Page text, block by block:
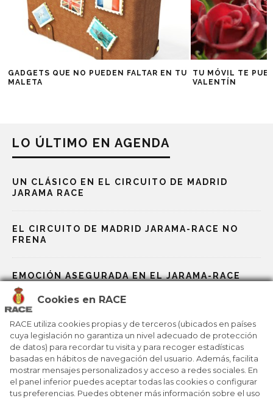
Cookies en RACE
RACE utiliza cookies propias y de terceros (ubicados en países
cuya legislación no garantiza un nivel adecuado de protección
de datos) para recordar tu visita y para recoger estadísticas
basadas en hábitos de navegación del usuario. Además, facilita
mostrar mensajes personalizados y acceso a redes sociales. En
el panel inferior puedes aceptar todas las cookies o configurar
tus preferencias. Puedes obtener más información sobre el uso
GADGETS QUE NO PUEDEN FALTAR EN TU
MALETA
TU MÓVIL TE
VALENTÍN
LO ÚLTIMO EN AGENDA
UN CLÁSICO EN EL CIRCUITO DE MADRID
JARAMA RACE
EL CIRCUITO DE MADRID JARAMA-RACE NO
FRENA
EMOCIÓN ASEGURADA EN EL JARAMA-RACE
RECTA DE META PARA LOS MUNDIALES DEL
MOTOR
LOS MUNDIALES DEL MOTOR SE CALIENTAN